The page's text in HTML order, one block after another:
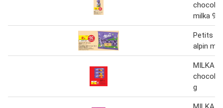
milka 90
Petits
alpin
MILKA
g